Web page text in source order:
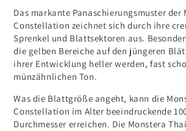
Das markante Panaschierungsmuster der
Constellation zeichnet sich durch ihre
Sprenkel und Blattsektoren aus.
die gelben Bereiche auf den jüngeren
ihrer Entwicklung heller werden, fast
münzähnlichen Ton.
Was die Blattgröße angeht, kann die
Constellation im Alter beeindruckende
Durchmesser erreichen. Die Monstera